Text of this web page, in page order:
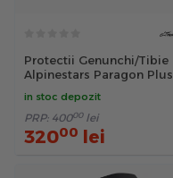
Protectii Genunchi/Tibie
Alpinestars Paragon Plus
in stoc depozit
PRP: 40000 lei
32000 lei